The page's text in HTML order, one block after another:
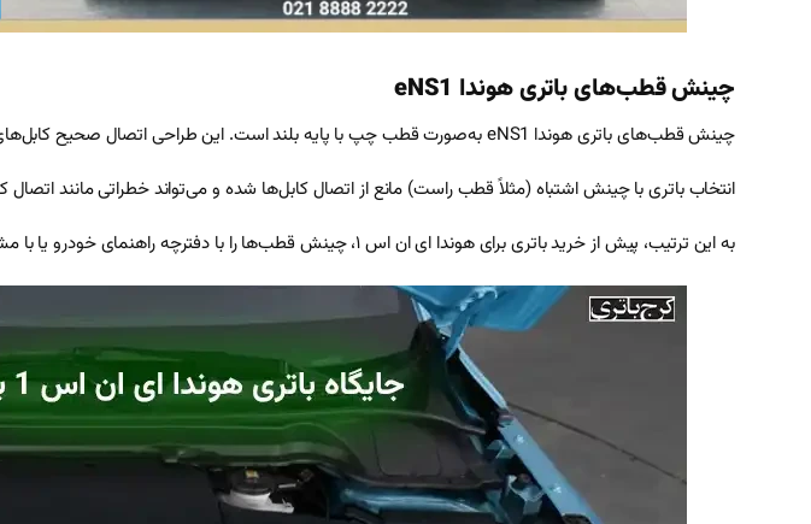
چینش قطب‌های باتری هوندا eNS1
چینش قطب‌های باتری هوندا eNS1 به‌صورت قطب چپ با پایه بلند است. این طراحی اتصال صحیح کابل‌های مثبت و منفی را تضمین می‌کند و با استاندارد JIS همخوانی دارد.
انتخاب باتری با چینش اشتباه (مثلاً قطب راست) مانع از اتصال کابل‌ها شده و می‌تواند خطراتی مانند اتصال
به این ترتیب، پیش از خرید باتری برای هوندا ای ان اس ۱، چینش قطب‌ها را با دفترچه راهنمای خودرو یا با مشاوره کارشناسان